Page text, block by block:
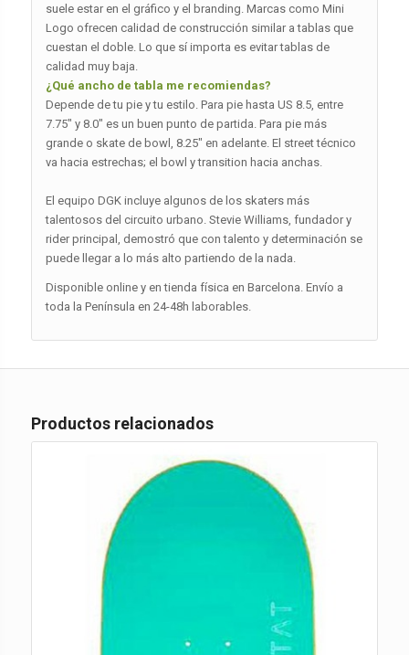
suele estar en el gráfico y el branding. Marcas como Mini
Logo ofrecen calidad de construcción similar a tablas que
cuestan el doble. Lo que sí importa es evitar tablas de
calidad muy baja.
¿Qué ancho de tabla me recomiendas?
Depende de tu pie y tu estilo. Para pie hasta US 8.5, entre
7.75″ y 8.0″ es un buen punto de partida. Para pie más
grande o skate de bowl, 8.25″ en adelante. El street técnico
va hacia estrechas; el bowl y transition hacia anchas.
El equipo DGK incluye algunos de los skaters más
talentosos del circuito urbano. Stevie Williams, fundador y
rider principal, demostró que con talento y determinación se
puede llegar a lo más alto partiendo de la nada.
Disponible online y en tienda física en Barcelona. Envío a
toda la Península en 24-48h laborables.
Productos relacionados